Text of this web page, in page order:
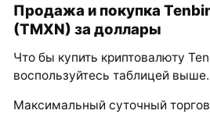
Продажа и покупка
(TMXN) за доллары
Что бы купить криптовалюту
воспользуйтесь таблицей выше.
Максимальный суточный